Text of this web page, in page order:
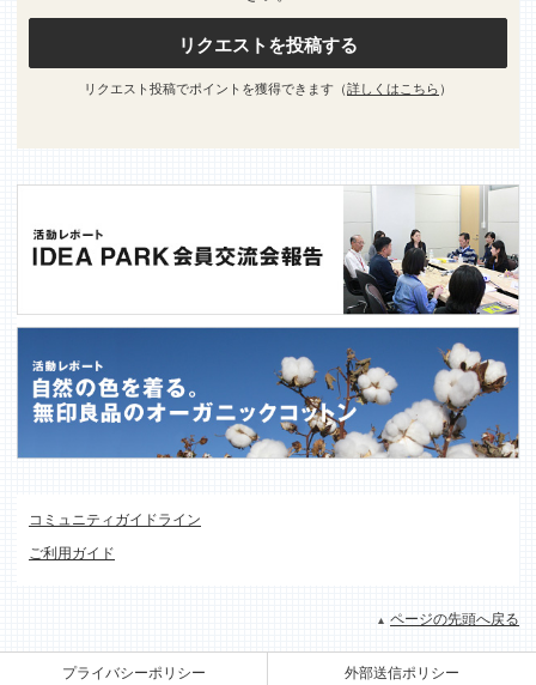
リクエストを投稿する
リクエスト投稿でポイントを獲得できます（詳しくはこちら ）
コミュニティガイドライン
ご利用ガイド
ページの先頭へ戻る
プライバシーポリシー 外部送信ポリシー